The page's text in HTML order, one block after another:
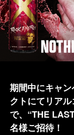
期間中にキャ
クトにてリア
で、“THE
名様ご招待！